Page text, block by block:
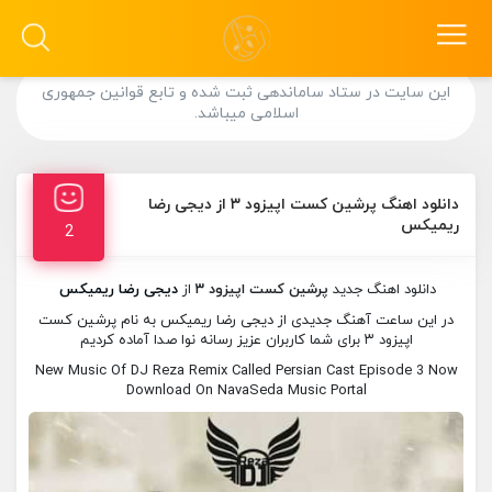
این سایت در ستاد ساماندهی ثبت شده و تابع قوانین جمهوری
اسلامی میباشد.
دانلود اهنگ پرشین کست اپیزود ۳ از دیجی رضا
ریمیکس
2
دانلود اهنگ جدید پرشین کست اپیزود ۳ ازدیجی رضا ریمیکس
در این ساعت آهنگ جدیدی از دیجی رضا ریمیکس به نام پرشین کست
اپیزود ۳ برای شما کاربران عزیز رسانه نوا صدا آماده کردیم
New Music Of DJ Reza Remix Called Persian Cast Episode 3 Now
Download On NavaSeda Music Portal